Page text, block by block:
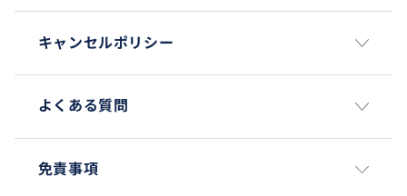
キャンセルポリシー
よくある質問
免責事項